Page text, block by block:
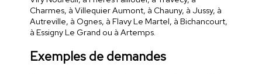
Charmes, à Villequier Aumont, à Chauny, à Jussy, à
Autreville, à Ognes, à Flavy Le Martel, à Bichancourt,
à Essigny Le Grand ou à Artemps.
Exemples de demandes